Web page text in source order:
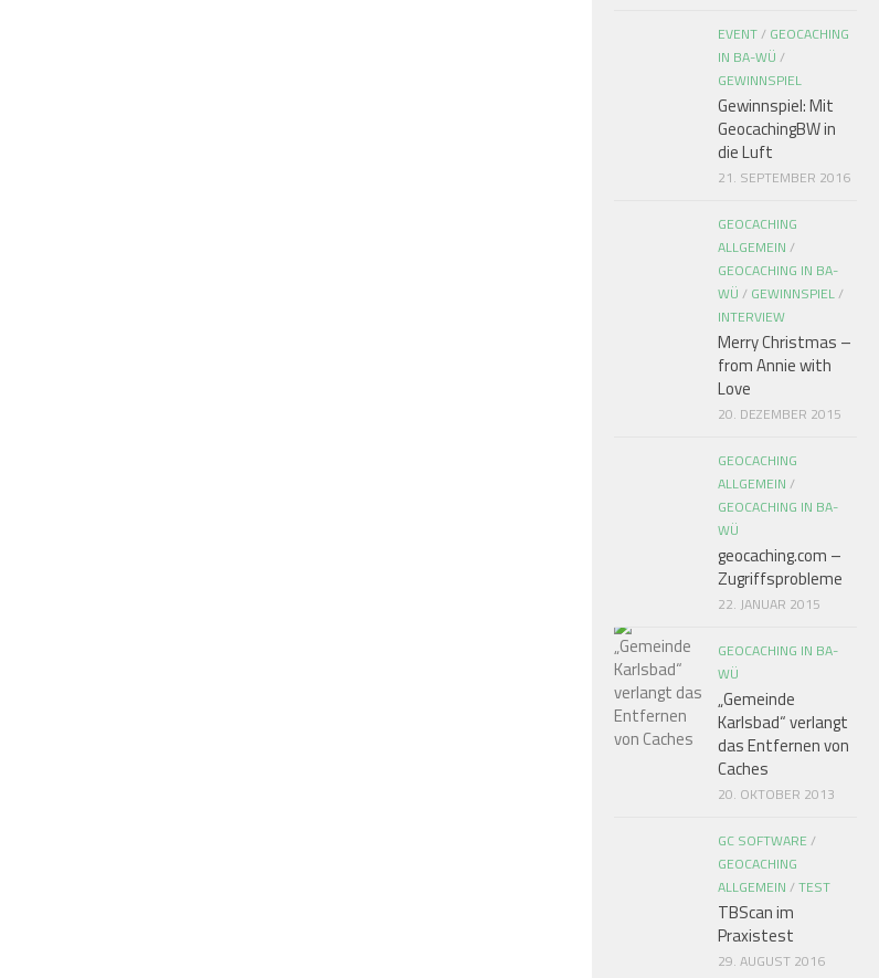
EVENT/ GEOCACHING
IN BA-WÜ /
GEWINNSPIEL
Gewinnspiel: Mit
GeocachingBW in
die Luft
21. SEPTEMBER 2016
GEOCACHING
ALLGEMEIN /
GEOCACHING IN BA-
WÜ / GEWINNSPIEL/
INTERVIEW
Merry Christmas –
from Annie with
Love
20. DEZEMBER 2015
GEOCACHING
ALLGEMEIN /
GEOCACHING IN BA-
WÜ
geocaching.com –
Zugriffsprobleme
22. JANUAR 2015
GEOCACHING IN BA-
WÜ
„Gemeinde
Karlsbad“ verlangt
das Entfernen von
Caches
20. OKTOBER 2013
GC SOFTWARE /
GEOCACHING
ALLGEMEIN /TEST
TBScan im
Praxistest
29. AUGUST 2016